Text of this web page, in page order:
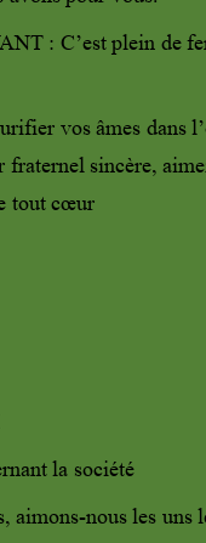
: C’est plein de
vos âmes dans
fraternel sincère,
tout cœur
la société
aimons-nous les uns